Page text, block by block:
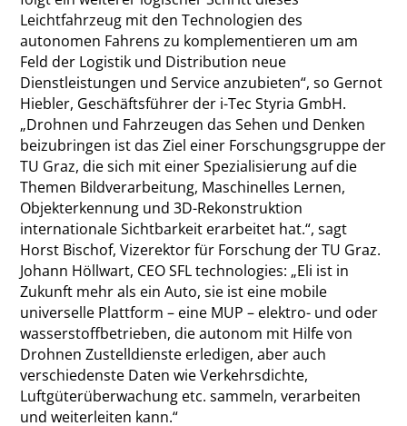
Leichtfahrzeug mit den Technologien des
autonomen Fahrens zu komplementieren um am
Feld der Logistik und Distribution neue
Dienstleistungen und Service anzubieten“, so Gernot
Hiebler, Geschäftsführer der i-Tec Styria GmbH.
„Drohnen und Fahrzeugen das Sehen und Denken
beizubringen ist das Ziel einer Forschungsgruppe der
TU Graz, die sich mit einer Spezialisierung auf die
Themen Bildverarbeitung, Maschinelles Lernen,
Objekterkennung und 3D-Rekonstruktion
internationale Sichtbarkeit erarbeitet hat.“, sagt
Horst Bischof, Vizerektor für Forschung der TU Graz.
Johann Höllwart, CEO SFL technologies: „Eli ist in
Zukunft mehr als ein Auto, sie ist eine mobile
universelle Plattform – eine MUP – elektro- und oder
wasserstoffbetrieben, die autonom mit Hilfe von
Drohnen Zustelldienste erledigen, aber auch
verschiedenste Daten wie Verkehrsdichte,
Luftgüterüberwachung etc. sammeln, verarbeiten
und weiterleiten kann.“